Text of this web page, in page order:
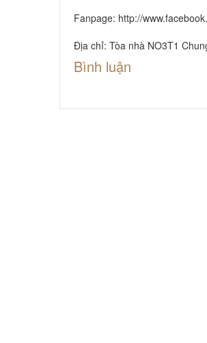
Fanpage: http://
Địa chỉ: Tòa nhà NO3T1
Bình luận